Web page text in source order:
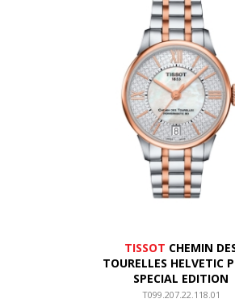
TISSOT CHEMIN
TOURELLES HELVETIC
SPECIAL EDITION
T099.207.22.118.01